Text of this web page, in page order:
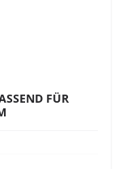
FÜR